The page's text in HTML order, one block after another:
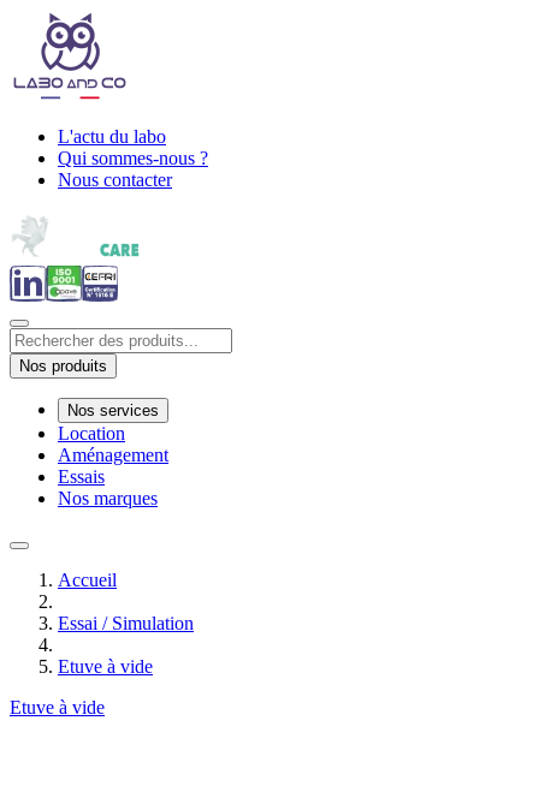
L'actu du labo
Qui sommes-nous ?
Nous contacter
Nos produits
Nos services
Location
Aménagement
Essais
Nos marques
Accueil
Essai / Simulation
Etuve à vide
Etuve à vide